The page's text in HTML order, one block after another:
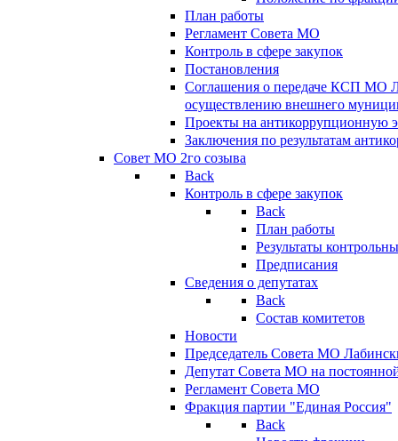
План работы
Регламент Совета МО
Контроль в сфере закупок
Постановления
Соглашения о передаче КСП МО
осуществлению внешнего
Проекты на антикоррупционную
Заключения по результатам
Совет МО 2го созыва
Back
Контроль в сфере закупок
Back
План работы
Результаты
Предписания
Сведения о депутатах
Back
Состав комитетов
Новости
Председатель Совета МО
Депутат Совета МО на
Регламент Совета МО
Фракция партии "Единая Россия"
Back